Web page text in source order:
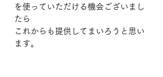
を使っていただける機会ございまし
たら
これからも提供してまいろうと思い
ます。